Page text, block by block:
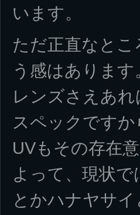
います。
ただ正直なと
う感はあります
レンズさえあ
スペックですか
UVもその存在
よって、現状
とかハナヤサ